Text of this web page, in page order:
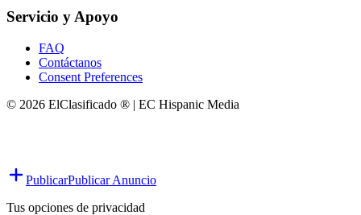
Servicio y Apoyo
FAQ
Contáctanos
Consent Preferences
© 2026 ElClasificado ® | EC Hispanic Media
PublicarPublicar Anuncio
Tus opciones de privacidad